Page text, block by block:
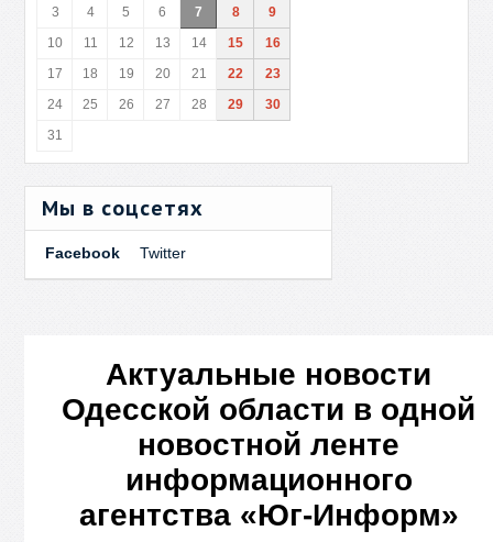
3
4 5 6 7 8
9
10
11 12 13 14 15
16
17
18 19 20 21 22
23
24
25 26 27 28 29
30
31
Мы в соцсетях
Facebook Twitter
Актуальные новости
Одесской области в одной
новостной ленте
информационного
агентства «Юг-Информ»